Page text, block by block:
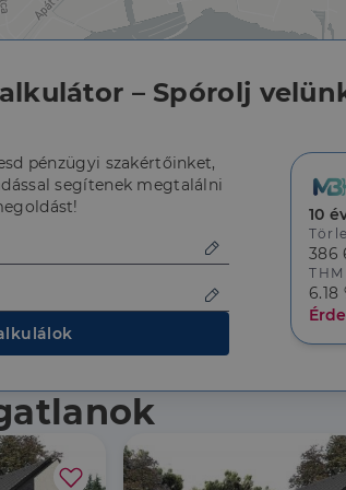
– Spórolj
pénzügyi szakértőinket,
segítenek megtalálni
10
386
THM
6.18